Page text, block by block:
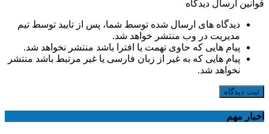
قوانین ارسال دیدگاه
دیدگاه های ارسال شده توسط شما، پس از تایید توسط تیم
مدیریت در وب منتشر خواهد شد.
پیام هایی که حاوی تهمت یا افترا باشد منتشر نخواهد شد.
پیام هایی که به غیر از زبان فارسی یا غیر مرتبط باشد منتشر
نخواهد شد.
ثبت دیدگاه
اخبار مهم